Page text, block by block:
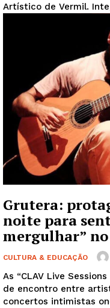
Artístico
Grutera:
noite para
mergulhar” no
CULTURA & EDUCAÇÃO
As “CLAV Live
de encontro entre
concertos intimistas